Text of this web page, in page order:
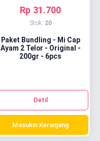
Rp 31.700
Stok: 20
Paket Bundling - Mi Cap
Ayam 2 Telor - Original -
200gr - 6pcs
Detil
Masukin Keranjang